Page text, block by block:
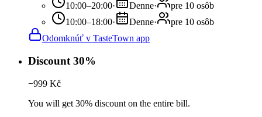
10:00–20:00· Denne·
pre 10 osôb
10:00–18:00· Denne·
pre 10 osôb
Odomknúť v TasteTown app
Discount 30%
−999 Kč
You will get 30% discount on the entire bill.